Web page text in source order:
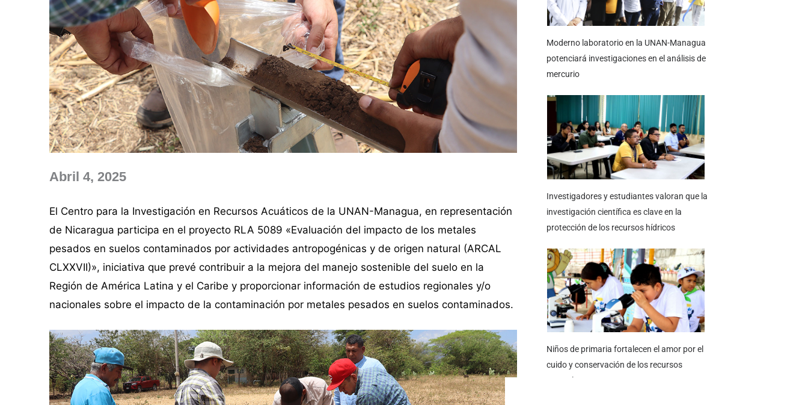
Abril 4, 2025
El Centro para la Investigación en Recursos Acuáticos de la UNAN-Managua, en representación
de Nicaragua participa en el proyecto RLA 5089 «Evaluación del impacto de los metales
pesados en suelos contaminados por actividades antropogénicas y de origen natural (ARCAL
CLXXVII)», iniciativa que prevé contribuir a la mejora del manejo sostenible del suelo en la
Región de América Latina y el Caribe y proporcionar información de estudios regionales y/o
nacionales sobre el impacto de la contaminación por metales pesados en suelos contaminados.
Moderno laboratorio en la UNAN-Managua
potenciará investigaciones en el análisis de
mercurio
Investigadores y estudiantes valoran que la
investigación científica es clave en la
protección de los recursos hídricos
Niños de primaria fortalecen el amor por el
cuido y conservación de los recursos
naturales